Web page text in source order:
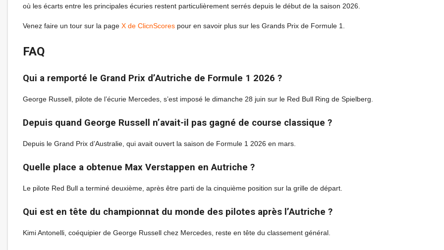
où les écarts entre les principales écuries restent particulièrement serrés depuis le début de la saison 2026.
Venez faire un tour sur la page X de ClicnScores pour en savoir plus sur les Grands Prix de Formule 1.
FAQ
Qui a remporté le Grand Prix d’Autriche de Formule 1 2026 ?
George Russell, pilote de l’écurie Mercedes, s’est imposé le dimanche 28 juin sur le Red Bull Ring de Spielberg.
Depuis quand George Russell n’avait-il pas gagné de course classique ?
Depuis le Grand Prix d’Australie, qui avait ouvert la saison de Formule 1 2026 en mars.
Quelle place a obtenue Max Verstappen en Autriche ?
Le pilote Red Bull a terminé deuxième, après être parti de la cinquième position sur la grille de départ.
Qui est en tête du championnat du monde des pilotes après l’Autriche ?
Kimi Antonelli, coéquipier de George Russell chez Mercedes, reste en tête du classement général.